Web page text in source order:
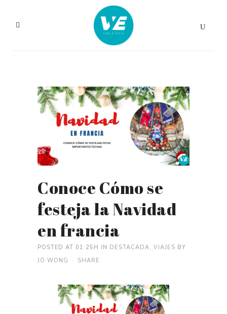
Conoce Cómo se
festeja la Navidad
en francia
POSTED AT 01:25H IN DESTACADA, VIAJES BY
JO WONG
SHARE